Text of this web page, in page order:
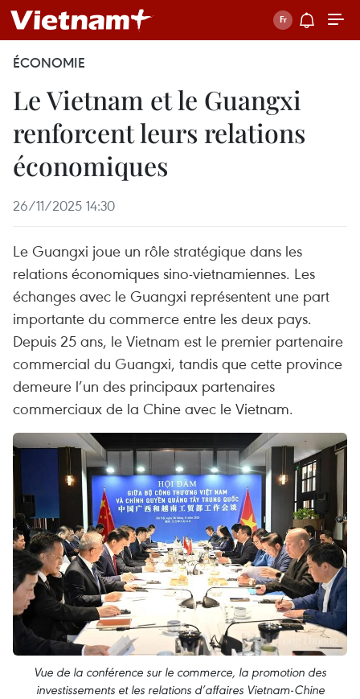
ÉCONOMIE
Le Vietnam et le Guangxi
renforcent leurs relations
économiques
26/11/2025 14:30
Le Guangxi joue un rôle stratégique dans les
relations économiques sino-vietnamiennes. Les
échanges avec le Guangxi représentent une part
importante du commerce entre les deux pays.
Depuis 25 ans, le Vietnam est le premier partenaire
commercial du Guangxi, tandis que cette province
demeure l’un des principaux partenaires
commerciaux de la Chine avec le Vietnam.
Vue de la conférence sur le commerce, la promotion des
investissements et les relations d’affaires Vietnam-Chine